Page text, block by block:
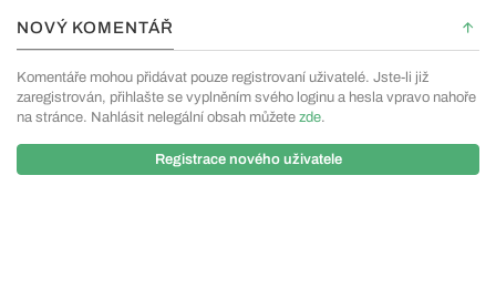
NOVÝ KOMENTÁŘ
Komentáře mohou přidávat pouze registrovaní uživatelé. Jste-li již
zaregistrován, přihlašte se vyplněním svého loginu a hesla vpravo nahoře
na stránce. Nahlásit nelegální obsah můžete zde.
Registrace nového uživatele